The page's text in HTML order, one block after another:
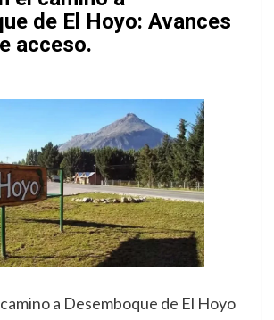
de El Hoyo: Avances
acceso.
a Desemboque de El Hoyo